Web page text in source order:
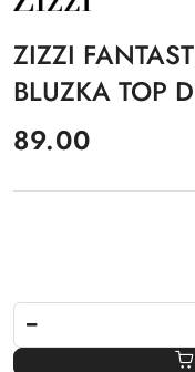
PRODUCENTA:
ZIZZI
BLUZKA TOP
cena:
89.00